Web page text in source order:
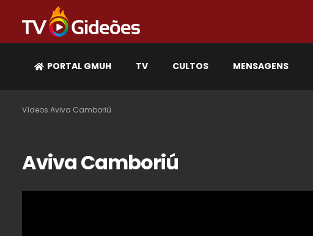
PORTAL GMUH TV CULTOS MENSAGENS
Vídeos Aviva Camboriú
Aviva Camboriú